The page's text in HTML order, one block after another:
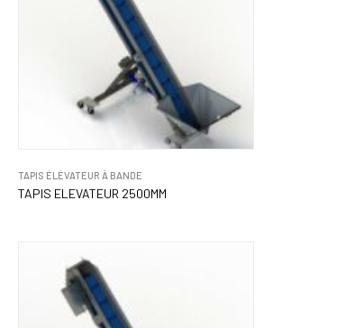
TAPIS ÉLÉVATEUR À BANDE
TAPIS ELEVATEUR 2500MM